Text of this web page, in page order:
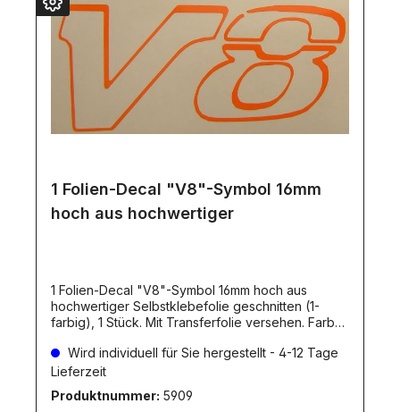
1 Folien-Decal "V8"-Symbol 16mm
hoch aus hochwertiger
1 Folien-Decal "V8"-Symbol 16mm hoch aus
hochwertiger Selbstklebefolie geschnitten (1-
farbig), 1 Stück. Mit Transferfolie versehen. Farbe
können Sie aus unserer Farbpalette
wählen.Farbkarte Dieser Artikel wird individuell für
Lieferverzögerung, wie beim Artikel angegeben.
Wird individuell für Sie hergestellt - 4-12 Tage
Lieferzeit
Produktnummer: 5909